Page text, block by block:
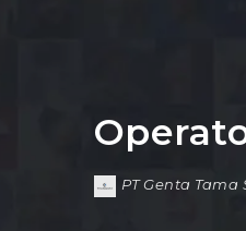
PT Genta Tama